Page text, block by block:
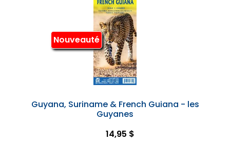
Nouveauté
Guyana, Suriname & French Guiana - les
Guyanes
14,95 $